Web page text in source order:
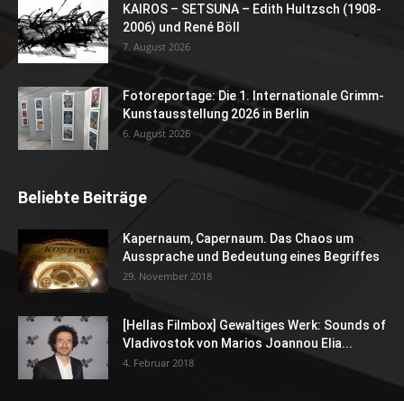
KAIROS – SETSUNA – Edith Hultzsch (1908-
2006) und René Böll
7. August 2026
Fotoreportage: Die 1. Internationale Grimm-
Kunstausstellung 2026 in Berlin
6. August 2026
Beliebte Beiträge
Kapernaum, Capernaum. Das Chaos um
Aussprache und Bedeutung eines Begriffes
29. November 2018
[Hellas Filmbox] Gewaltiges Werk: Sounds of
Vladivostok von Marios Joannou Elia...
4. Februar 2018